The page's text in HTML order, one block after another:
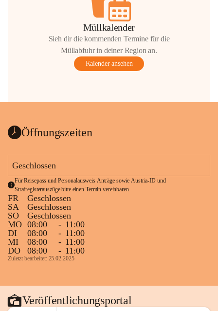
Müllkalender
Sieh dir die kommenden Termine für die
Müllabfuhr in deiner Region an.
Kalender ansehen
Öffnungszeiten
Geschlossen
Für Reisepass und Personalausweis Anträge sowie Austria-ID und
Strafregisterauszüge bitte einen Termin vereinbaren.
FR
Geschlossen
SA
Geschlossen
SO
Geschlossen
MO 08:00 - 11:00
DI
08:00 - 11:00
MI
08:00 - 11:00
DO
08:00 - 11:00
Zuletzt bearbeitet: 25.02.2025
Veröffentlichungsportal